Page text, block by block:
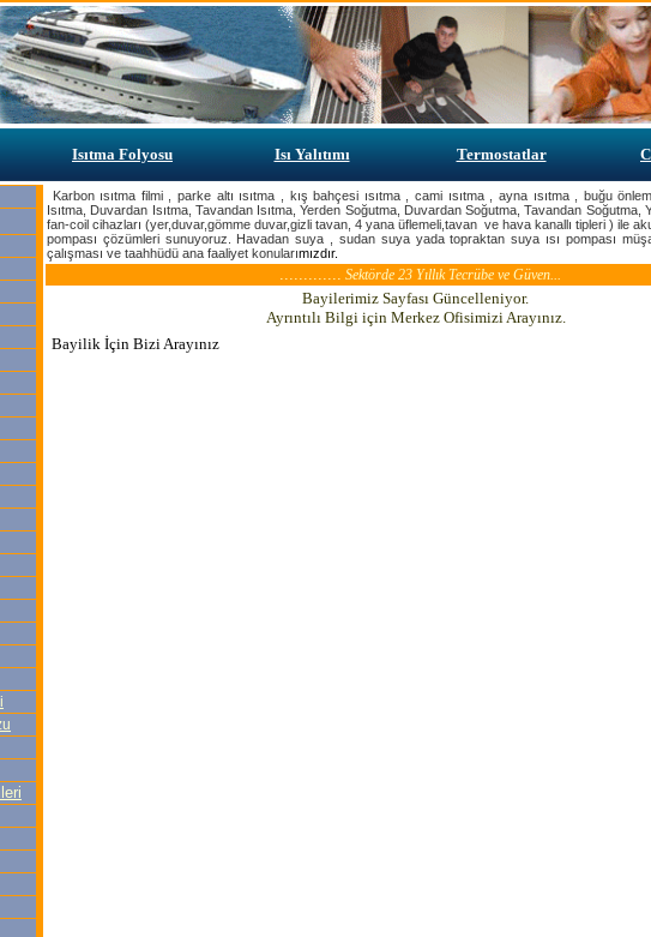
Isıtma Folyosu Isı Yalıtımı Termostatlar
Karbon ısıtma filmi , parke altı ısıtma , kış bahçesi ısıtma , cami ısıtma , ayna ısıtma , buğu
Isıtma, Duvardan Isıtma, Tavandan Isıtma, Yerden Soğutma, Duvardan Soğutma, Tavandan Soğutma,
fan-coil cihazları (yer,duvar,gömme duvar,gizli tavan, 4 yana üflemeli,tavan ve hava kanallı tipleri ) ile
pompası çözümleri sunuyoruz. Havadan suya , sudan suya yada topraktan suya ısı pompası
çalışması ve taahhüdü ana faaliyet konularımızdır.
............. Sektörde 23 Yıllık Tecrübe ve Güven...
Bayilerimiz Sayfası Güncelleniyor.
Ayrıntılı Bilgi için Merkez Ofisimizi Arayınız.
Bayilik İçin Bizi Arayınız